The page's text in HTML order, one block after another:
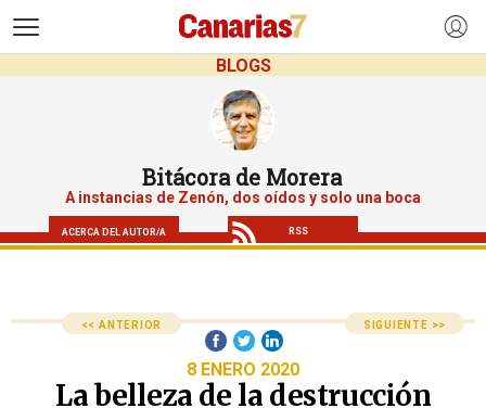
BLOGS
Bitácora de Morera
A instancias de Zenón, dos oídos y solo una boca
ACERCA DEL AUTOR/A RSS
<< ANTERIOR SIGUIENTE >>
8 ENERO 2020
La belleza de la destrucción